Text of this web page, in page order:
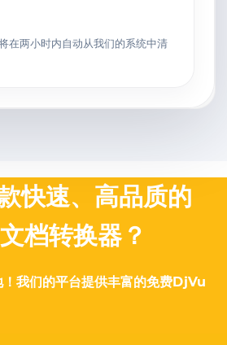
在两小时内自动从我们的系统中清
快速、高品质的
档转换器？
我们的平台提供丰富的免费DjVu